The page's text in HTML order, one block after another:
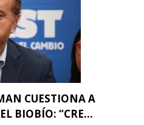
CUESTIONA A
BIOBÍO: “CRE...